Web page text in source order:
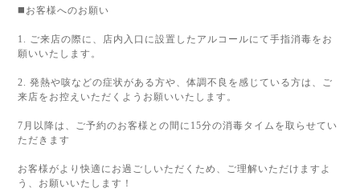
◼️お客様へのお願い
1. ご来店の際に、店内入口に設置したアルコールにて手指消毒をお
願いいたします。
2. 発熱や咳などの症状がある方や、体調不良を感じている方は、ご
来店をお控えいただくようお願いいたします。
7月以降は、ご予約のお客様との間に15分の消毒タイムを取らせてい
ただきます
お客様がより快適にお過ごしいただくため、ご理解いただけますよ
う、お願いいたします！